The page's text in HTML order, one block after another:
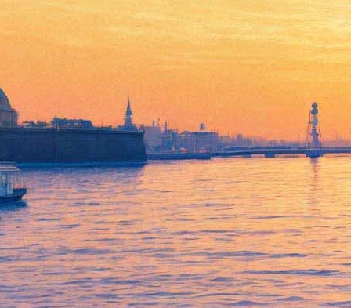
Гоголь. Театр. Смерть
17 декабря 2016,17:26 Версия для печати